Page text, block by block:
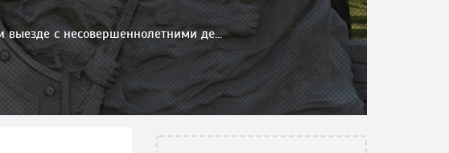
выезде с несовершеннолетними де...